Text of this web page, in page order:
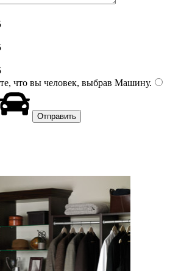
что вы человек, выбрав Машину.